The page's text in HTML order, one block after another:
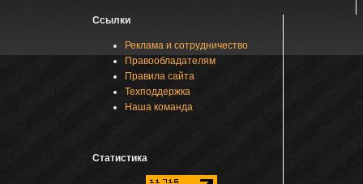
Ссылки
Реклама и сотрудничество
Правообладателям
Правила сайта
Техподдержка
Наша команда
Статистика